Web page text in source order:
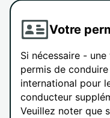
Votre
Si nécessaire -
permis de
international pour
conducteur
Veuillez noter que